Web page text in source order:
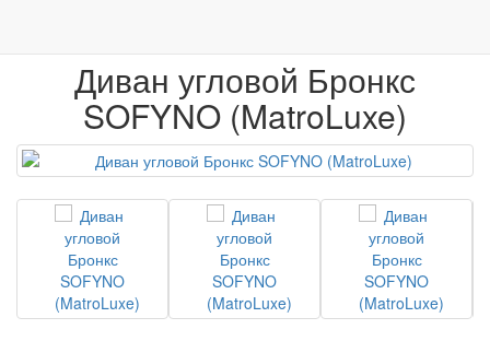
Диван угловой Бронкс
SOFYNO (MatroLuxe)